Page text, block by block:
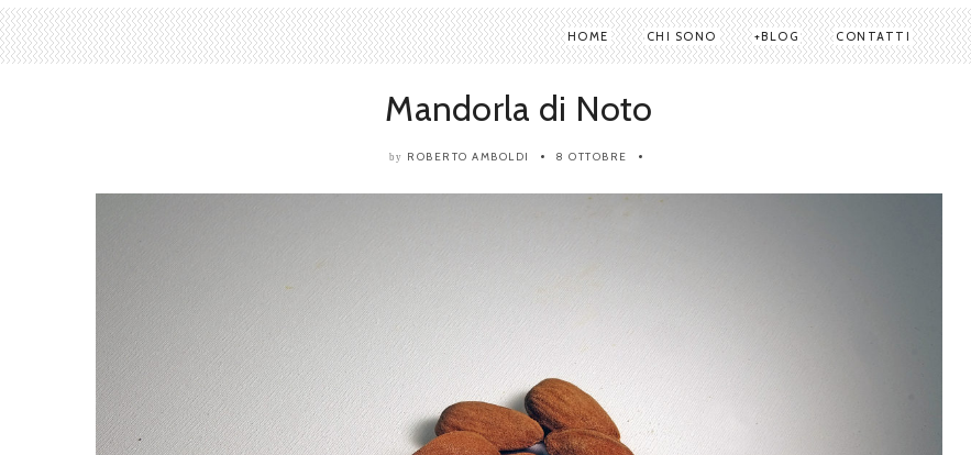
HOME CHI SONO BLOG CONTATTI
Mandorla di Noto
by ROBERTO AMBOLDI 8 OTTOBRE